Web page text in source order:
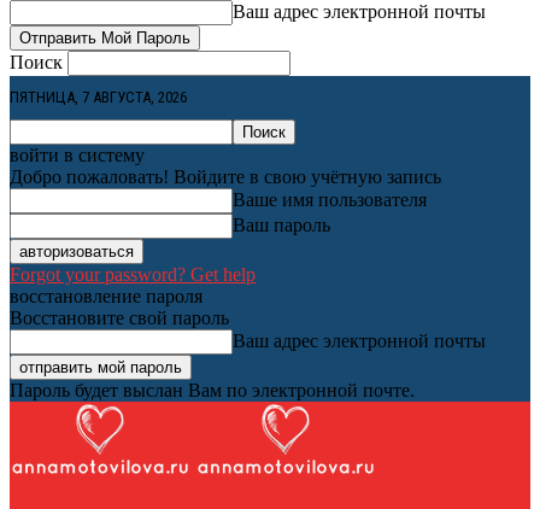
Ваш адрес электронной почты
Поиск
ПЯТНИЦА, 7 АВГУСТА, 2026
войти в систему
Добро пожаловать! Войдите в свою учётную запись
Ваше имя пользователя
Ваш пароль
Forgot your password? Get help
восстановление пароля
Восстановите свой пароль
Ваш адрес электронной почты
Пароль будет выслан Вам по электронной почте.